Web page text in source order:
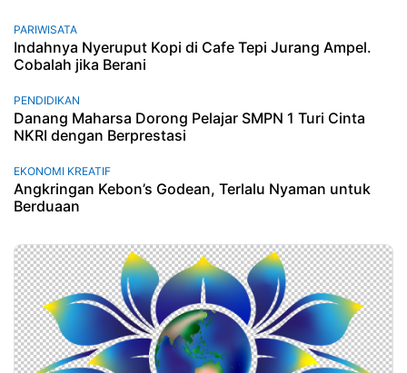
PARIWISATA
Indahnya Nyeruput Kopi di Cafe Tepi Jurang Ampel.
Cobalah jika Berani
PENDIDIKAN
Danang Maharsa Dorong Pelajar SMPN 1 Turi Cinta
NKRI dengan Berprestasi
EKONOMI KREATIF
Angkringan Kebon’s Godean, Terlalu Nyaman untuk
Berduaan